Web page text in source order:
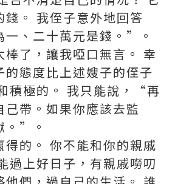
錢。 我侄子意外地回答
、二十萬元是錢。”。
棒了，讓我啞口無言。 幸
的態度比上述嫂子的侄子
積極的。 我只能說，“再
己帶。如果你應該去監
。”。
得的。 你不能和你的親戚
過上好日子，有親戚嘮叨